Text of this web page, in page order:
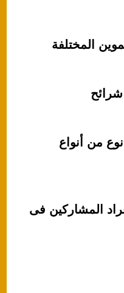
المختلفة
شرائح
من أنواع
المشاركين فى